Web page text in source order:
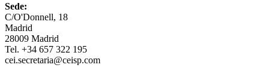
Sede:
C/O'Donnell, 18
Madrid
28009 Madrid
Tel. +34 657 322 195
cei.secretaria@ceisp.com